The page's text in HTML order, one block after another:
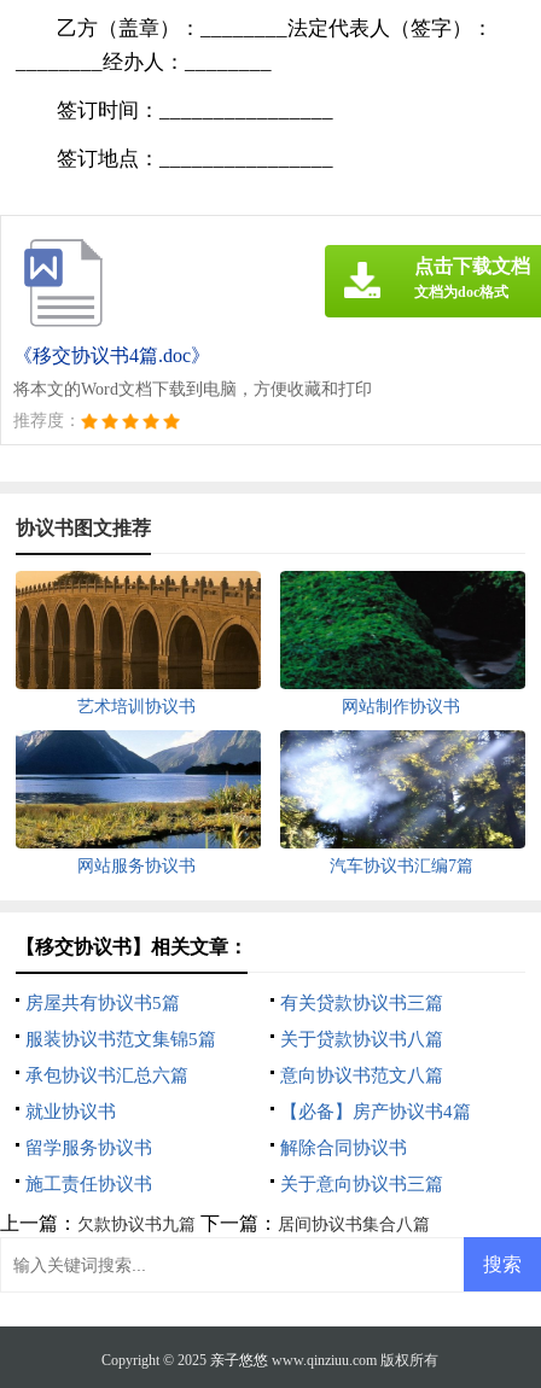
乙方（盖章）：________法定代表人（签字）：
________经办人：________
签订时间：________________
签订地点：________________
《移交协议书4篇.doc》
将本文的Word文档下载到电脑，方便收藏和打印
推荐度：
点击下载文档
文档为doc格式
协议书图文推荐
艺术培训协议书 网站制作协议书
网站服务协议书 汽车协议书汇编7篇
【移交协议书】相关文章：
房屋共有协议书5篇
有关贷款协议书三篇
服装协议书范文集锦5篇
关于贷款协议书八篇
承包协议书汇总六篇
意向协议书范文八篇
就业协议书
【必备】房产协议书4篇
留学服务协议书
解除合同协议书
施工责任协议书
关于意向协议书三篇
上一篇： 欠款协议书九篇 下一篇： 居间协议书集合八篇
Copyright © 2025亲子悠悠 www.qinziuu.com 版权所有